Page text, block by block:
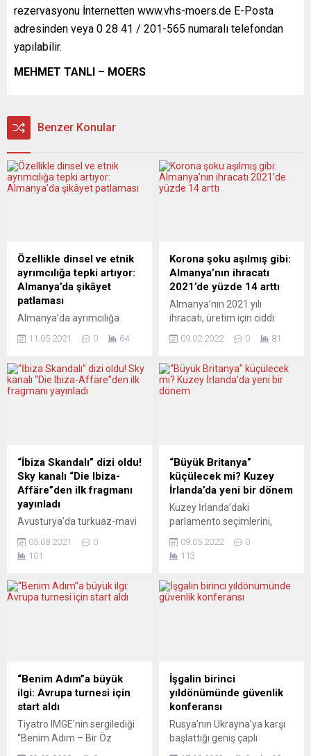
rezervasyonu İnternetten www.vhs-moers.de E-Posta
adresinden veya 0 28 41 / 201-565 numaralı telefondan
yapılabilir.
MEHMET TANLI – MOERS
Benzer Konular
Özellikle dinsel ve etnik
ayrımcılığa tepki artıyor:
Almanya’da şikâyet
patlaması
Almanya’da ayrımcılığa
şikâyette bulunanların
göre yüzde 78,3 artarak 6
bin 383’e yükseldi.
toplantısında, 2020
ayrımcılık raporunu açıkladı.
Franke, 2020’de köken,
cinsiyet, din, yaş ve dünya
görüşü gibi sebeplerden
ayrımcılığa uğradıklarını
belirterek şikâyette...
11.05.2021 0 64
Korona şoku aşılmış gibi:
Almanya’nın ihracatı
2021’de yüzde 14 arttı
Almanya’nın 2021 yılı
ihracatı, üretim için ciddi
kesintiye uğramış küresel
2020 yılı pandemi şokundan
kurtularak 1 trilyon 375,5
aralık ayı ve 2021 yılına
ilişkin geçici dış ticaret
verilerini açıkladı. Buna göre,
09.02.2022 0 81
“İbiza Skandalı” dizi oldu!
Sky kanalı “Die Ibiza-
Affäre”den ilk fragmanı
yayınladı
Avusturya’da turkuaz-mavi
dağılması ile sonuçlanan
“İbiza Skandalı” dizi film
duyurulan “Die Ibiza-Affäre“
adlı mini dizinin ilk
Sky dizisinden ilk fragman
geldi. “Kurgusal dizi”nin
amacının, “İbiza’daki kader
planı ortaya...
05.08.2021
0
101
“Büyük Britanya”
küçülecek mi? Kuzey
İrlanda’da yeni bir dönem
Kuzey İrlanda’daki
parlamento seçimlerini,
Cumhuriyeti ile birleşmeyi
savunan Sinn Fein
siyaseti” yeni soru
sandalyeye elde ederken,
karşıt görüşteki Demokratik
Birlik Partisi (DUP) 24’te
Katoliklerden oluşan İttifak...
09.05.2022
0
113
“Benim Adım”a büyük
ilgi: Avrupa turnesi için
start aldı
Tiyatro IMGE’nin sergilediği
“Benim Adım – Bir Öz
İşgalin birinci
yıldönümünde güvenlik
konferansı
Rusya’nın Ukrayna’ya karşı
başlattığı geniş çaplı